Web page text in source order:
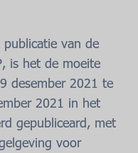
publicatie van de
is het de moeite
desember 2021 te
2021 in het
gepubliceard, met
voor